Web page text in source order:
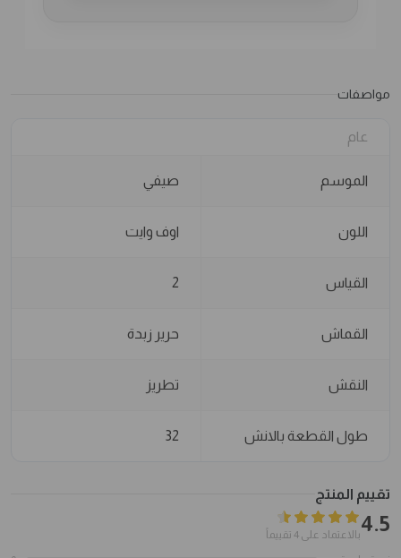
مواصفات
عام
الموسم صيفي
اللون اوف وايت
القياس 2
القماش حرير زبدة
النقش تطريز
طول القطعة بالانش 32
تقييم المنتج
4.5بالاعتماد على 4 تقييماً